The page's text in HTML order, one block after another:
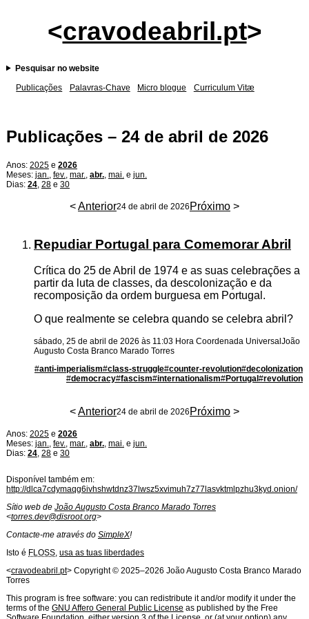
<cravodeabril.pt>
Pesquisar no website
Publicações Palavras-Chave Micro blogue Curriculum Vitæ
Publicações – 24 de abril de 2026
Anos: 2025 e 2026
Meses: jan., fev., mar., abr., mai. e jun.
Dias: 24, 28 e 30
<Anterior24 de abril de 2026 Próximo >
Repudiar Portugal para Comemorar Abril
Crítica do 25 de Abril de 1974 e as suas celebrações a
partir da luta de classes, da descolonização e da
recomposição da ordem burguesa em Portugal.
O que realmente se celebra quando se celebra abril?
sábado, 25 de abril de 2026 às 11:03 Hora Coordenada Universal João
Augusto Costa Branco Marado Torres
#anti-imperialism#class-struggle#counter-revolution#decolonization
#democracy#fascism#internationalism#Portugal #revolution
<Anterior24 de abril de 2026 Próximo >
Anos: 2025 e 2026
Meses: jan., fev., mar., abr., mai. e jun.
Dias: 24, 28 e 30
Disponível também em:
http://dlca7cdymaqg6ivhshwtdnz37lwsz5xvimuh7z77lasvktmlpzhu3kyd.onion/
Sítio web de João Augusto Costa Branco Marado Torres
<torres.dev@disroot.org>
Contacte-me através do SimpleX!
Isto é FLOSS, usa as tuas liberdades
Licença deSoftware
<cravodeabril.pt> Copyright © 2025–2026 João Augusto Costa Branco Marado
Torres
This program is free software: you can redistribute it and/or modify it under the
terms of the GNU Affero General Public License as published by the Free